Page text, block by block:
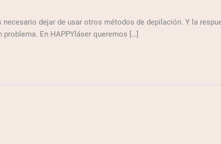
dejar de usar otros métodos de depilación. Y la
En HAPPYláser queremos […]